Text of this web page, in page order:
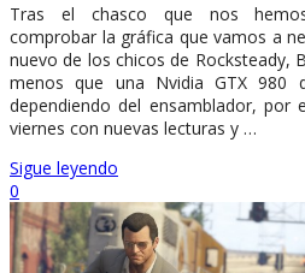
Tras el chasco que nos
comprobar la gráfica que vamos a
nuevo de los chicos de Rocksteady,
menos que una Nvidia GTX 980
dependiendo del ensamblador, por
viernes con nuevas lecturas y …
Sigue leyendo
0